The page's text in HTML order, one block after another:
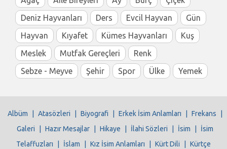
Deniz Hayvanları
Ders Evcil Hayvan
Gün
Hayvan
Kıyafet Kümes Hayvanları
Kuş
Meslek
Mutfak Gereçleri
Renk
Sebze - Meyve
Şehir Spor Ülke Yemek
Albüm Atasözleri Biyografi Erkek İsim Anlamları Frekans
Galeri
Hazır Mesajlar Hikaye İlahi Sözleri İsim
İsim
Telaffuzları
İslam Kız İsim Anlamları Kürt Dili
Kürtçe